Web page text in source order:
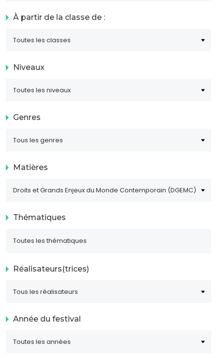
À partir de la classe de :
Niveaux
Genres
Matières
Thématiques
Réalisateurs(trices)
Année du festival